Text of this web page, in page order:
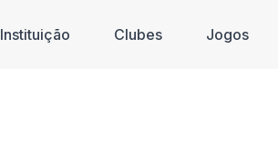
Instituição Clubes Jogos